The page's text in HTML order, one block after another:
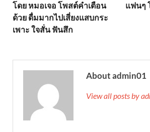
โดย หมอเจอ โพสต์คำเตือน
ด้วย ดื่มมากไปเสี่ยงแสบกระ
เพาะ ใจสั่น ฟันสึก
แฟนๆ
About admin01
View all posts by